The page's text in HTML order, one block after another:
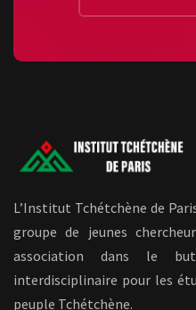
L’Institut Tchétchène de
groupe de jeunes
association dans le
interdisciplinaire pour les
peuple Tchétchène.